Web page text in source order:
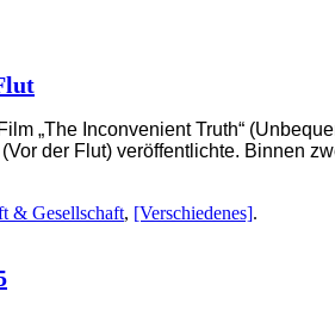
„The Inconvenient Truth“
der Flut) veröffentlichte. Binnen
& Gesellschaft, [Verschiedenes].